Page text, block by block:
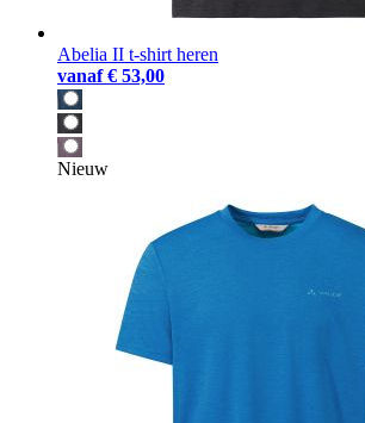
Abelia II t-shirt heren
vanaf € 53,00
Nieuw